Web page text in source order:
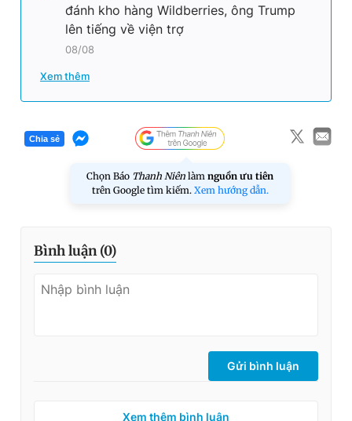
đánh kho hàng Wildberries, ông Trump
lên tiếng về viện trợ
08/08
Xem thêm
Chia sẻ
Chọn Báo Thanh Niên làm nguồn ưu tiên
trên Google tìm kiếm. Xem hướng dẫn.
Bình luận (0)
Gửi bình luận
Xem thêm bình luận